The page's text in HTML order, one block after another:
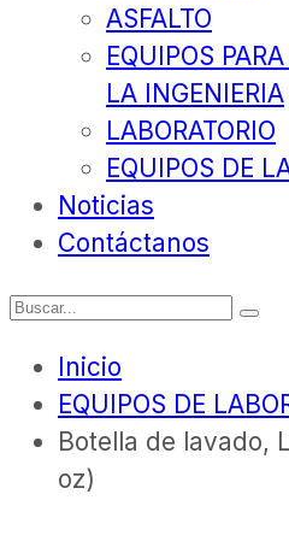
ASFALTO
EQUIPOS
LA INGENIERIA
LABORATORIO
EQUIPOS DE
Noticias
Contáctanos
Inicio
EQUIPOS DE
Botella de lavado,
oz)